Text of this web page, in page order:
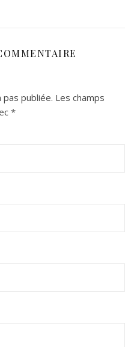
publiée. Les champs
*